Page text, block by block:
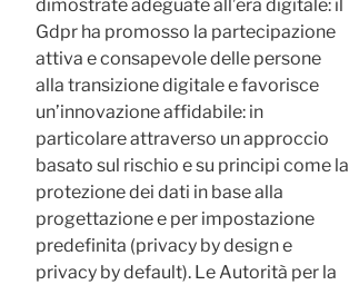
dimostrate adeguate all’era digitale: il
Gdpr ha promosso la partecipazione
attiva e consapevole delle persone
alla transizione digitale e favorisce
un’innovazione affidabile: in
particolare attraverso un approccio
basato sul rischio e su principi come la
protezione dei dati in base alla
progettazione e per impostazione
predefinita (privacy by design e
privacy by default). Le Autorità per la